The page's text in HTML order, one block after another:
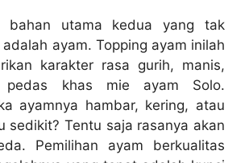
bahan utama kedua yang tak
ayam. Topping ayam inilah
karakter rasa gurih, manis,
khas mie ayam Solo.
ayamnya hambar, kering, atau
sedikit? Tentu saja rasanya akan
Pemilihan ayam berkualitas